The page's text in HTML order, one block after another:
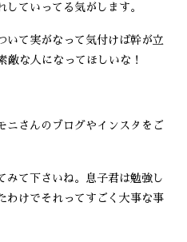
ていってる気がします。
いて実がなって気付けば幹が立
な人になってほしいな！
ニさんのブログやインスタをご
みて下さいね。息子君は勉強し
わけでそれってすごく大事な事